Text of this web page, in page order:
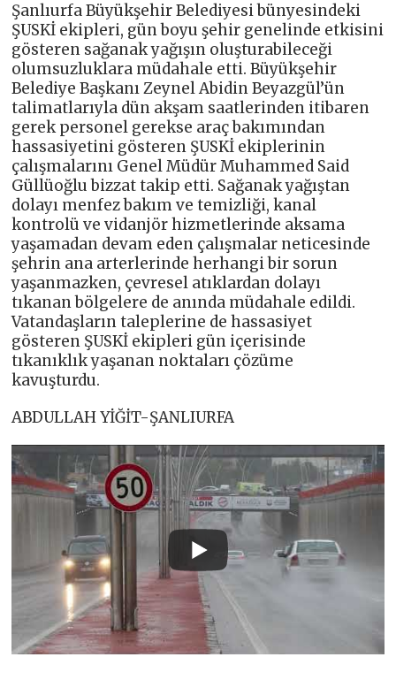
Şanlıurfa Büyükşehir Belediyesi bünyesindeki
ŞUSKİ ekipleri, gün boyu şehir genelinde etkisini
gösteren sağanak yağışın oluşturabileceği
olumsuzluklara müdahale etti. Büyükşehir
Belediye Başkanı Zeynel Abidin Beyazgül’ün
talimatlarıyla dün akşam saatlerinden itibaren
gerek personel gerekse araç bakımından
hassasiyetini gösteren ŞUSKİ ekiplerinin
çalışmalarını Genel Müdür Muhammed Said
Güllüoğlu bizzat takip etti. Sağanak yağıştan
dolayı menfez bakım ve temizliği, kanal
kontrolü ve vidanjör hizmetlerinde aksama
yaşamadan devam eden çalışmalar neticesinde
şehrin ana arterlerinde herhangi bir sorun
yaşanmazken, çevresel atıklardan dolayı
tıkanan bölgelere de anında müdahale edildi.
Vatandaşların taleplerine de hassasiyet
gösteren ŞUSKİ ekipleri gün içerisinde
tıkanıklık yaşanan noktaları çözüme
kavuşturdu.
ABDULLAH YİĞİT-ŞANLIURFA